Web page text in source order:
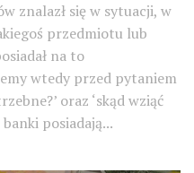
znalazł się w sytuacji, w
przedmiotu lub
na to
wtedy przed pytaniem
oraz ‘skąd wziąć
posiadają...